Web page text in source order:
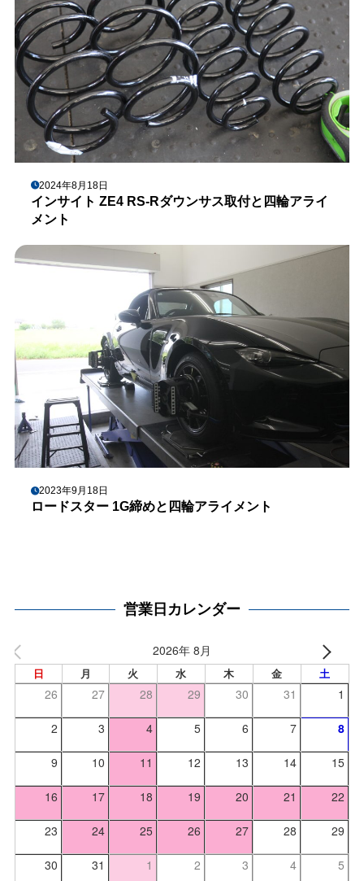
2024年8月18日
インサイト ZE4 RS-Rダウンサス取付と四輪アライ
メント
2023年9月18日
ロードスター 1G締めと四輪アライメント
営業日カレンダー
2026年 8月
日 月 火 水 木 金 土
26 27 28 29 30 31 1
2 3 4 5 6 7 8
9 10 11 12 13 14 15
16 17 18 19 20 21 22
23 24 25 26 27 28 29
30 31 1 2 3 4 5